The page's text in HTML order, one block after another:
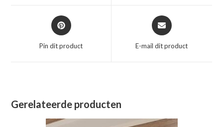
Opent
in
nieuw
Pin dit product
Opent
in
nieuw
E-mail dit product
Gerelateerde producten